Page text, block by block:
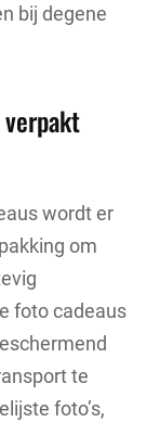
bij degene
wordt er
om
foto cadeaus
te
foto’s,